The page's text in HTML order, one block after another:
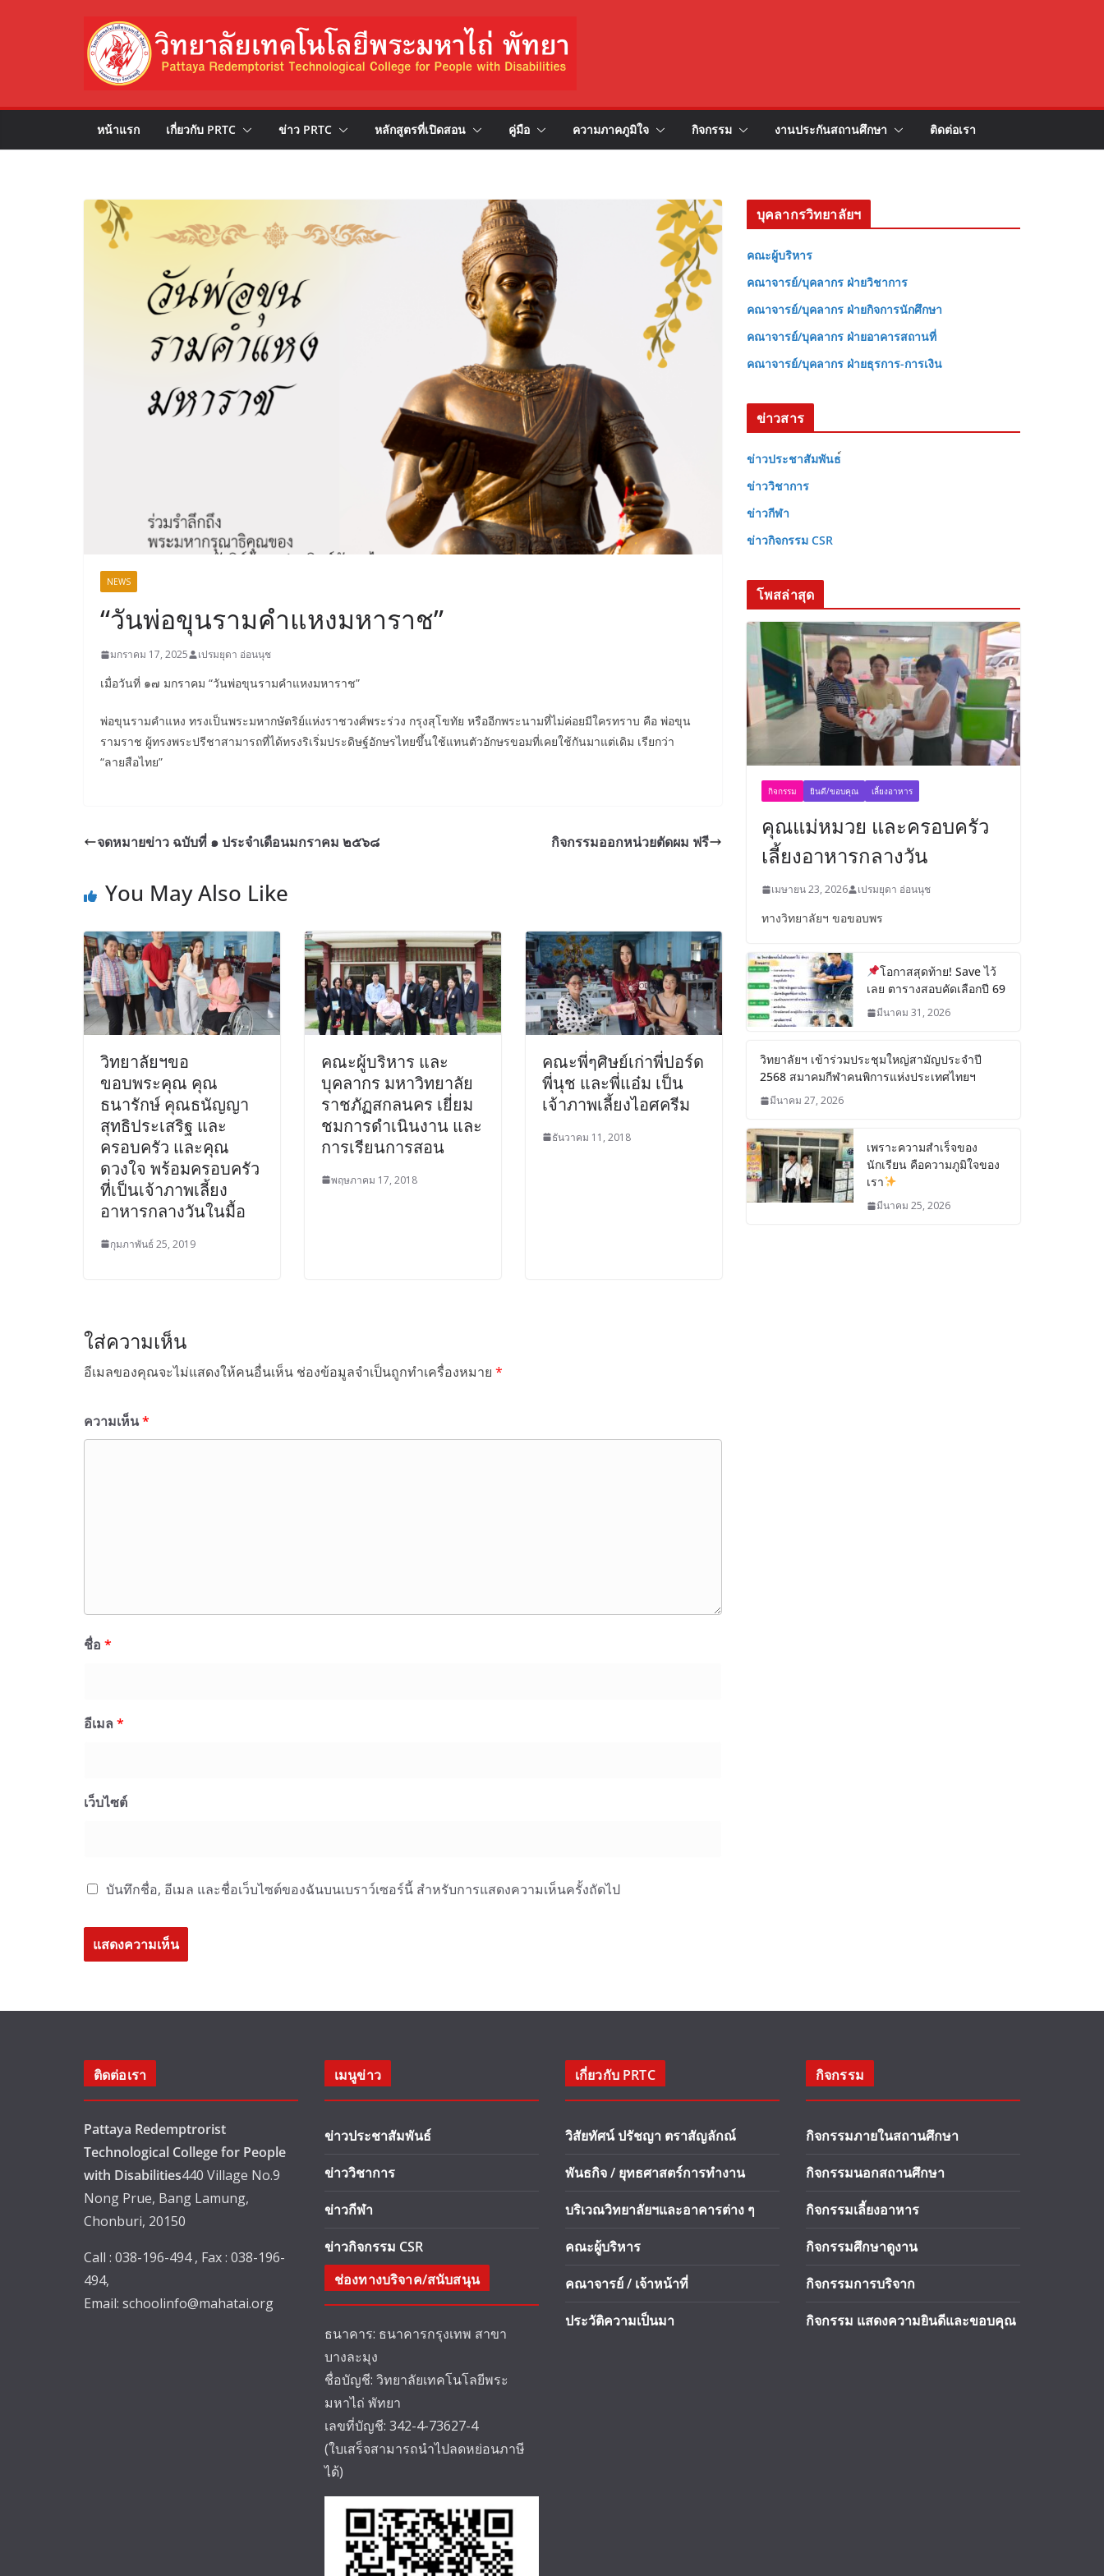
หน้าแรก เกี่ยวกับ PRTC ข่าว PRTC หลักสูตรที่เปิดสอน คู่มือ ความภาคภูมิใจ กิจกรรม งานประกันสถานศึกษา ติดต่อเรา
NEWS
“วันพ่อขุนรามคำแหงมหาราช”
มกราคม 17, 2025 เปรมยุดา อ่อนนุช
เมื่อวันที่ ๑๗ มกราคม “วันพ่อขุนรามคำแหงมหาราช”
พ่อขุนรามคำแหง ทรงเป็นพระมหากษัตริย์แห่งราชวงศ์พระร่วง กรุงสุโขทัย หรืออีกพระนามที่ไม่ค่อยมีใครทราบ คือ พ่อขุน
รามราช ผู้ทรงพระปรีชาสามารถที่ได้ทรงริเริ่มประดิษฐ์อักษรไทยขึ้นใช้แทนตัวอักษรขอมที่เคยใช้กันมาแต่เดิม เรียกว่า
“ลายสือไทย”
จดหมายข่าว ฉบับที่ ๑ ประจำเดือนมกราคม ๒๕๖๘ กิจกรรมออกหน่วยตัดผม ฟรี
You May Also Like
วิทยาลัยฯขอ
ขอบพระคุณ คุณ
ธนารักษ์ คุณธนัญญา
สุทธิประเสริฐ และ
ครอบครัว และคุณ
ดวงใจ พร้อมครอบครัว
ที่เป็นเจ้าภาพเลี้ยง
อาหารกลางวันในมื้อ
กุมภาพันธ์ 25, 2019
คณะผู้บริหาร และ
บุคลากร มหาวิทยาลัย
ราชภัฏสกลนคร เยี่ยม
ชมการดำเนินงาน และ
การเรียนการสอน
พฤษภาคม 17, 2018
คณะพี่ๆศิษย์เก่าพี่ปอร์ด
พี่นุช และพี่แอ๋ม เป็น
เจ้าภาพเลี้ยงไอศครีม
ธันวาคม 11, 2018
ใส่ความเห็น
อีเมลของคุณจะไม่แสดงให้คนอื่นเห็น ช่องข้อมูลจำเป็นถูกทำเครื่องหมาย *
ความเห็น*
ชื่อ *
อีเมล *
เว็บไซต์
บันทึกชื่อ, อีเมล และชื่อเว็บไซต์ของฉันบนเบราว์เซอร์นี้ สำหรับการแสดงความเห็นครั้งถัดไป
บุคลากรวิทยาลัยฯ
คณะผู้บริหาร
คณาจารย์/บุคลากร ฝ่ายวิชาการ
คณาจารย์/บุคลากร ฝ่ายกิจการนักศึกษา
คณาจารย์/บุคลากร ฝ่ายอาคารสถานที่
คณาจารย์/บุคลากร ฝ่ายธุรการ-การเงิน
ข่าวสาร
ข่าวประชาสัมพันธ
ข่าววิชาการ
ข่าวกีฬา
ข่าวกิจกรรม CSR
โพสล่าสุด
กิจกรรม ยินดี/ขอบคุณ เลี้ยงอาหาร
คุณแม่หมวย และครอบครัว
เลี้ยงอาหารกลางวัน
เมษายน 23, 2026 เปรมยุดา อ่อนนุช
ทางวิทยาลัยฯ ขอขอบพร
โอกาสสุดท้าย! Save ไว้
เลย ตารางสอบคัดเลือกปี 69
มีนาคม 31, 2026
วิทยาลัยฯ เข้าร่วมประชุมใหญ่สามัญประจำปี
2568 สมาคมกีฬาคนพิการแห่งประเทศไทยฯ
มีนาคม 27, 2026
เพราะความสำเร็จของ
นักเรียน คือความภูมิใจของ
เรา
มีนาคม 25, 2026
ติดต่อเรา
Pattaya Redemptrorist
Technological College for People
with Disabilities440 Village No.9
Nong Prue, Bang Lamung,
Chonburi, 20150
Call : 038-196-494 , Fax : 038-196-
494,
Email: schoolinfo@mahatai.org
เมนูข่าว
ข่าวประชาสัมพันธ์
ข่าววิชาการ
ข่าวกีฬา
ข่าวกิจกรรม CSR
ช่องทางบริจาค/สนับสนุน
ธนาคาร: ธนาคารกรุงเทพ สาขา
บางละมุง
ชื่อบัญชี: วิทยาลัยเทคโนโลยีพระ
มหาไถ่ พัทยา
เลขที่บัญชี: 342-4-73627-4
(ใบเสร็จสามารถนำไปลดหย่อนภาษี
ได้)
เกี่ยวกับ PRTC
วิสัยทัศน์ ปรัชญา ตราสัญลักณ์
พันธกิจ / ยุทธศาสตร์การทำงาน
บริเวณวิทยาลัยฯและอาคารต่าง ๆ
คณะผู้บริหาร
คณาจารย์ / เจ้าหน้าที่
ประวัติความเป็นมา
กิจกรรม
กิจกรรมภายในสถานศึกษา
กิจกรรมนอกสถานศึกษา
กิจกรรมเลี้ยงอาหาร
กิจกรรมศึกษาดูงาน
กิจกรรมการบริจาก
กิจกรรม แสดงความยินดีและขอบคุณ